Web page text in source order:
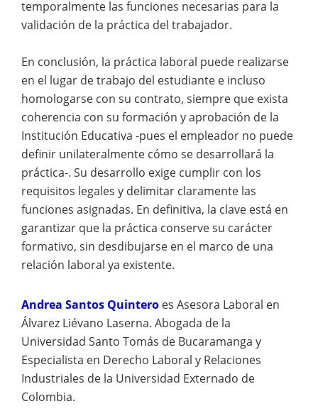
temporalmente las funciones necesarias para la
validación de la práctica del trabajador.
En conclusión, la práctica laboral puede realizarse
en el lugar de trabajo del estudiante e incluso
homologarse con su contrato, siempre que exista
coherencia con su formación y aprobación de la
Institución Educativa -pues el empleador no puede
definir unilateralmente cómo se desarrollará la
práctica-. Su desarrollo exige cumplir con los
requisitos legales y delimitar claramente las
funciones asignadas. En definitiva, la clave está en
garantizar que la práctica conserve su carácter
formativo, sin desdibujarse en el marco de una
relación laboral ya existente.
Andrea Santos Quintero es Asesora Laboral en
Álvarez Liévano Laserna. Abogada de la
Universidad Santo Tomás de Bucaramanga y
Especialista en Derecho Laboral y Relaciones
Industriales de la Universidad Externado de
Colombia.